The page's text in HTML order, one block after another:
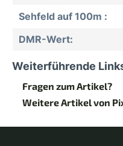
Sehfeld auf 100m :
DMR-Wert:
Weiterführende
Fragen zum Artikel?
Weitere Artikel von